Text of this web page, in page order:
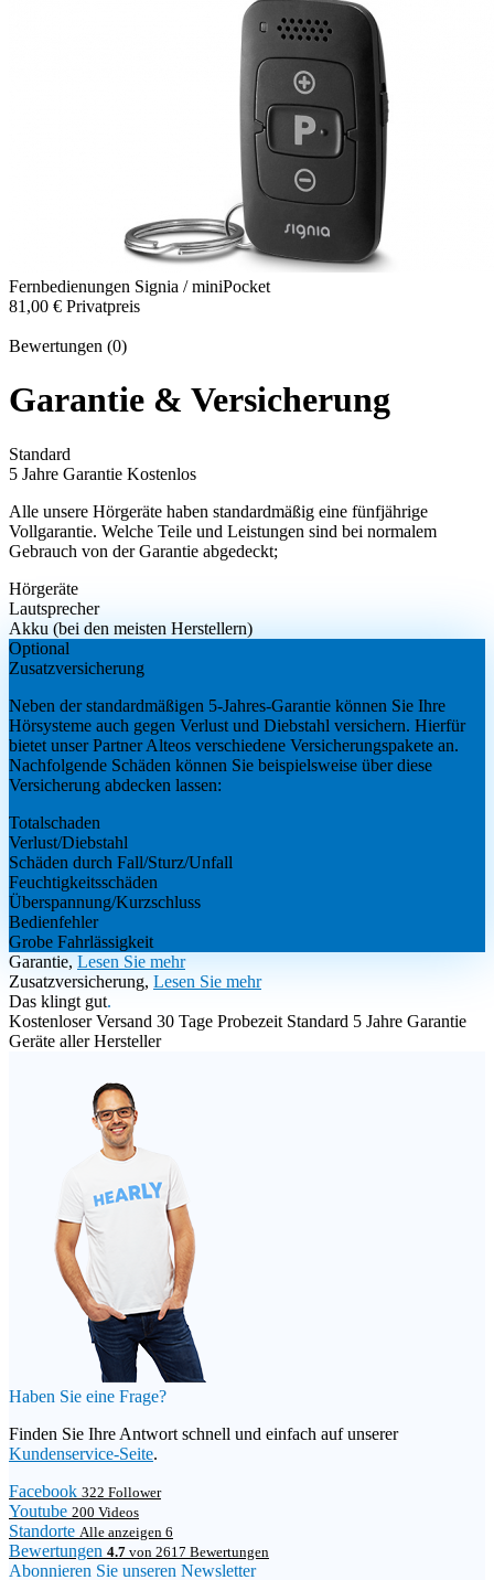
Fernbedienungen Signia / miniPocket
81,00 € Privatpreis
Bewertungen (0)
Garantie & Versicherung
Standard
5 Jahre Garantie Kostenlos
Alle unsere Hörgeräte haben standardmäßig eine fünfjährige
Vollgarantie. Welche Teile und Leistungen sind bei normalem
Gebrauch von der Garantie abgedeckt;
Hörgeräte
Lautsprecher
Akku (bei den meisten Herstellern)
Optional
Zusatzversicherung
Neben der standardmäßigen 5-Jahres-Garantie können Sie Ihre
Hörsysteme auch gegen Verlust und Diebstahl versichern. Hierfür
bietet unser Partner Alteos verschiedene Versicherungspakete an.
Nachfolgende Schäden können Sie beispielsweise über diese
Versicherung abdecken lassen:
Totalschaden
Verlust/Diebstahl
Schäden durch Fall/Sturz/Unfall
Feuchtigkeitsschäden
Überspannung/Kurzschluss
Bedienfehler
Grobe Fahrlässigkeit
Garantie, Lesen Sie mehr
Zusatzversicherung, Lesen Sie mehr
Das klingt gut.
Kostenloser Versand 30 Tage Probezeit Standard 5 Jahre Garantie
Geräte aller Hersteller
Haben Sie eine Frage?
Finden Sie Ihre Antwort schnell und einfach auf unserer
Kundenservice-Seite.
Facebook 322 Follower
Youtube 200 Videos
Standorte Alle anzeigen 6
Bewertungen 4.7 von 2617 Bewertungen
Abonnieren Sie unseren Newsletter